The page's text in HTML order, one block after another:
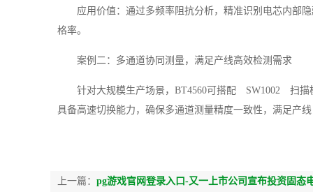
应用价值：通过多频率阻抗分析，精准识别电芯内部
格率。
案例二：多通道协同测量，满足产线高效检测需求
针对大规模生产场景，BT4560可搭配 SW1002 扫
具备高速切换能力，确保多通道测量精度一致性，满足
上一篇： pg游戏官网登录入口-又一上市公司宣布投资固态